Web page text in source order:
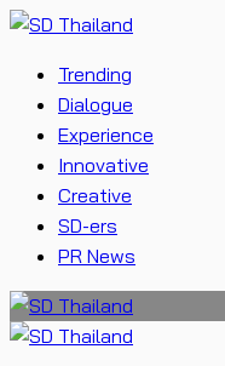
Trending
Dialogue
Experience
Innovative
Creative
SD-ers
PR News